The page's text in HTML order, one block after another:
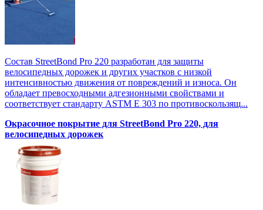
Состав StreetBond Pro 220 разработан для защиты
велосипедных дорожек и других участков с низкой
интенсивностью движения от повреждений и износа. Он
обладает превосходными адгезионными свойствами и
соответствует стандарту ASTM E 303 по противоскользящ...
Окрасочное покрытие для StreetBond Pro 220, для
велосипедных дорожек